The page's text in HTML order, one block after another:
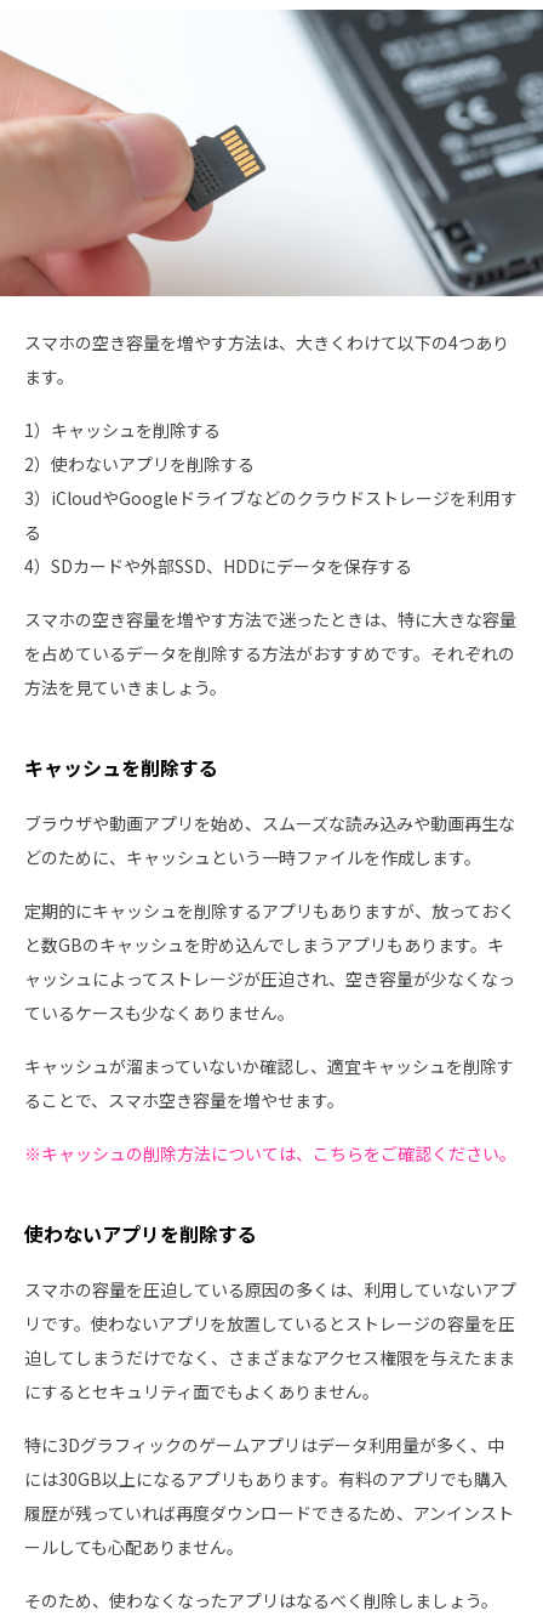
スマホの空き容量を増やす方法は、大きくわけて以下の4つあり
ます。
1）キャッシュを削除する
2）使わないアプリを削除する
3）iCloudやGoogleドライブなどのクラウドストレージを利用す
る
4）SDカードや外部SSD、HDDにデータを保存する
スマホの空き容量を増やす方法で迷ったときは、特に大きな容量
を占めているデータを削除する方法がおすすめです。それぞれの
方法を見ていきましょう。
キャッシュを削除する
ブラウザや動画アプリを始め、スムーズな読み込みや動画再生な
どのために、キャッシュという一時ファイルを作成します。
定期的にキャッシュを削除するアプリもありますが、放っておく
と数GBのキャッシュを貯め込んでしまうアプリもあります。キ
ャッシュによってストレージが圧迫され、空き容量が少なくなっ
ているケースも少なくありません。
キャッシュが溜まっていないか確認し、適宜キャッシュを削除す
ることで、スマホ空き容量を増やせます。
※キャッシュの削除方法については、こちらをご確認ください。
使わないアプリを削除する
スマホの容量を圧迫している原因の多くは、利用していないアプ
リです。使わないアプリを放置しているとストレージの容量を圧
迫してしまうだけでなく、さまざまなアクセス権限を与えたまま
にするとセキュリティ面でもよくありません。
特に3Dグラフィックのゲームアプリはデータ利用量が多く、中
には30GB以上になるアプリもあります。有料のアプリでも購入
履歴が残っていれば再度ダウンロードできるため、アンインスト
ールしても心配ありません。
そのため、使わなくなったアプリはなるべく削除しましょう。